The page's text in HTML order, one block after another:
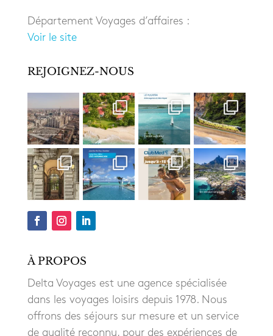
Département Voyages d’affaires :
Voir le site
REJOIGNEZ-NOUS
À PROPOS
Delta Voyages est une agence spécialisée
dans les voyages loisirs depuis 1978. Nous
offrons des séjours sur mesure et un service
de qualité reconnu, pour des expériences de